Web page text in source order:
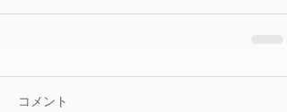
コメント